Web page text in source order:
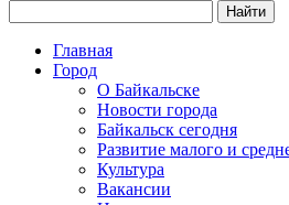
Найти
Главная
Город
О Байкальске
Новости города
Байкальск сегодня
Развитие малого и
Культура
Вакансии